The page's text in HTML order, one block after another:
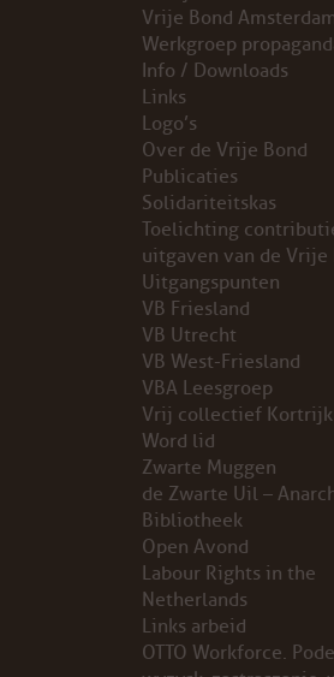
ANARCHISME – EEN
OTTO SLAVEFORCE
JUMBO DISTRIBUTIECENTRA
PROBLEMY Z AGENCJA…
KUNST-ANARCHISTISCHE DAG
VERKIEZINGEN
BASTION BASTARDS
DE CRISIS VOORBIJ
CODE ZWART
FREE JOCK PALFREEMAN
BUITEN DE ORDE
Vrije Bond
Werkgroep
Info / Downloads
Links
Logo’s
Over de Vrije Bond
Publicaties
Solidariteitskas
Toelichting
uitgaven van de Vrije
Uitgangspunten
VB Friesland
VB Utrecht
VB West-Friesland
VBA Leesgroep
Vrij collectief Kortrijk
Word lid
Zwarte Muggen
de Zwarte Uil –
Bibliotheek
Open Avond
Labour Rights in the
Netherlands
Links arbeid
OTTO Workforce.